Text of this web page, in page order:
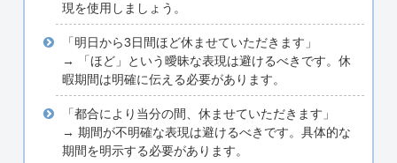
現を使用しましょう。
「明日から3日間ほど休ませていただきます」
→ 「ほど」という曖昧な表現は避けるべきです。休
暇期間は明確に伝える必要があります。
「都合により当分の間、休ませていただきます」
→ 期間が不明確な表現は避けるべきです。具体的な
期間を明示する必要があります。